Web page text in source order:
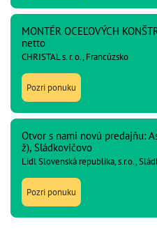
MONTÉR OCEĽOVÝCH
netto
CHRISTAL s. r. o., Francúzsko
Pozri ponuku
Otvor s nami novú predajňu:
ž), Sládkovičovo
Lidl Slovenská republika, s.r.o.,
Pozri ponuku